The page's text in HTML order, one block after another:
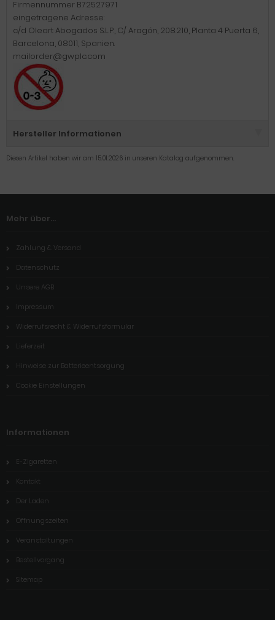
Firmennummer B72527971
eingetragene Adresse:
c/d Oleart Abogados S.L.P., C/ Aragón, 208.210, Planta 4 Puerta 6,
Barcelona, 08011, Spanien.
mailorder@gwplc.com
Hersteller Informationen
Diesen Artikel haben wir am 15.01.2026 in unseren Katalog aufgenommen.
Mehr über...
Zahlung & Versand
Datenschutz
Unsere AGB
Impressum
Widerrufsrecht & Widerrufsformular
Lieferzeit
Hinweise zur Batterieentsorgung
Cookie Einstellungen
Informationen
E-Zigaretten
Kontakt
Der Laden
Öffnungszeiten
Veranstaltungen
Bestellvorgang
Sitemap